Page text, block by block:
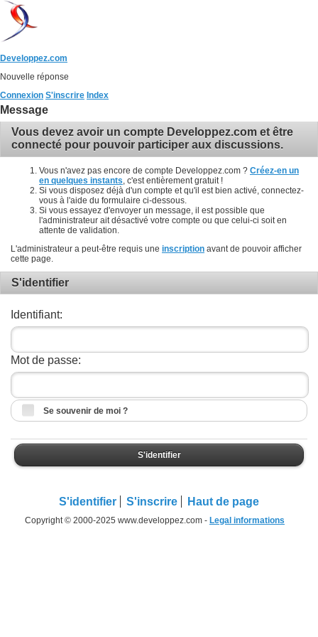
Developpez.com
Nouvelle réponse
Connexion S'inscrire Index
Message
Vous devez avoir un compte Developpez.com et être
connecté pour pouvoir participer aux discussions.
Vous n'avez pas encore de compte Developpez.com ? Créez-en un
en quelques instants , c'est entièrement gratuit !
Si vous disposez déjà d'un compte et qu'il est bien activé, connectez-
vous à l'aide du formulaire ci-dessous.
Si vous essayez d'envoyer un message, il est possible que
l'administrateur ait désactivé votre compte ou que celui-ci soit en
attente de validation.
L'administrateur a peut-être requis une inscription avant de pouvoir afficher
cette page.
S'identifier
Identifiant:
Mot de passe:
Se souvenir de moi ?
S'identifier
S'identifier S'inscrire Haut de page
Copyright © 2000-2025 www.developpez.com - Legal informations